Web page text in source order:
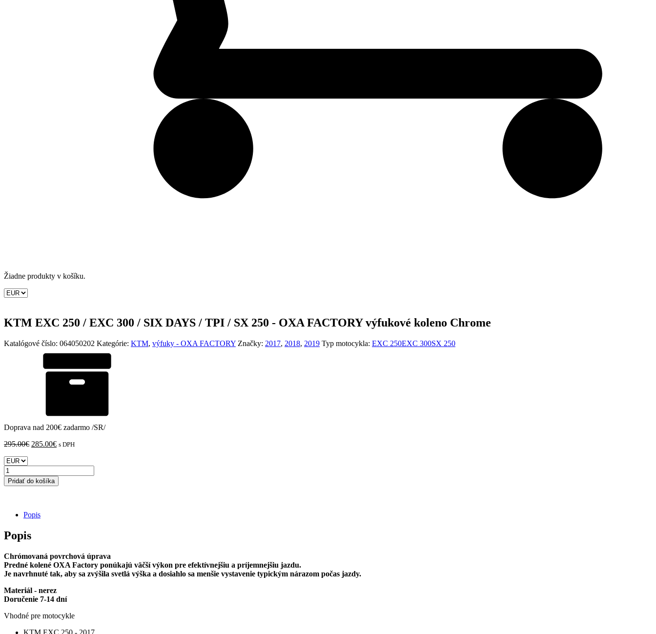
Žiadne produkty v košíku.
KTM EXC 250 / EXC 300 / SIX DAYS / TPI / SX 250 - OXA FACTORY výfukové koleno Chrome
Katalógové číslo: 064050202 Kategórie: KTM, výfuky - OXA FACTORY Značky: 2017, 2018, 2019 Typ motocykla: EXC 250EXC 300SX 250
Doprava nad 200€ zadarmo /SR/
295.00€ Pôvodná
285.00€Aktuálna
s DPH
množstvo
KTM
EXC
EXC
/
SIX
/
TPI
/
250
-
FACTORY
Pridať do košíka
Popis
Popis
Chrómovaná povrchová úprava
Predné kolené OXA Factory ponúkajú väčší výkon pre efektívnejšiu a príjemnejšiu jazdu.
Je navrhnuté tak, aby sa zvýšila svetlá výška a dosiahlo sa menšie vystavenie typickým nárazom počas jazdy.
Materiál - nerez
Doručenie 7-14 dní
Vhodné pre motocykle
KTM EXC 250 - 2017